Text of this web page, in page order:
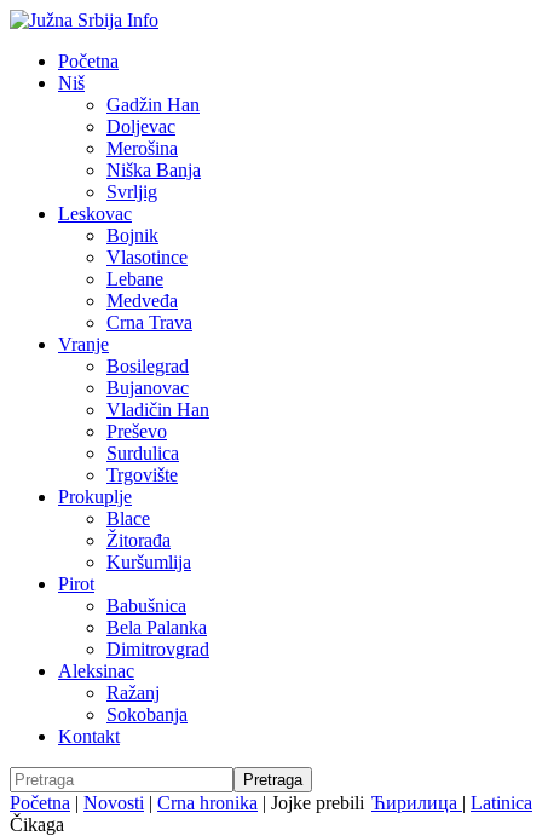
Početna
Niš
Gadžin Han
Doljevac
Merošina
Niška Banja
Svrljig
Leskovac
Bojnik
Vlasotince
Lebane
Medveđa
Crna Trava
Vranje
Bosilegrad
Bujanovac
Vladičin Han
Preševo
Surdulica
Trgovište
Prokuplje
Blace
Žitorađa
Kuršumlija
Pirot
Babušnica
Bela Palanka
Dimitrovgrad
Aleksinac
Ražanj
Sokobanja
Kontakt
Ћирилица | Latinica
Početna | Novosti | Crna hronika | Jojke prebili
Čikaga